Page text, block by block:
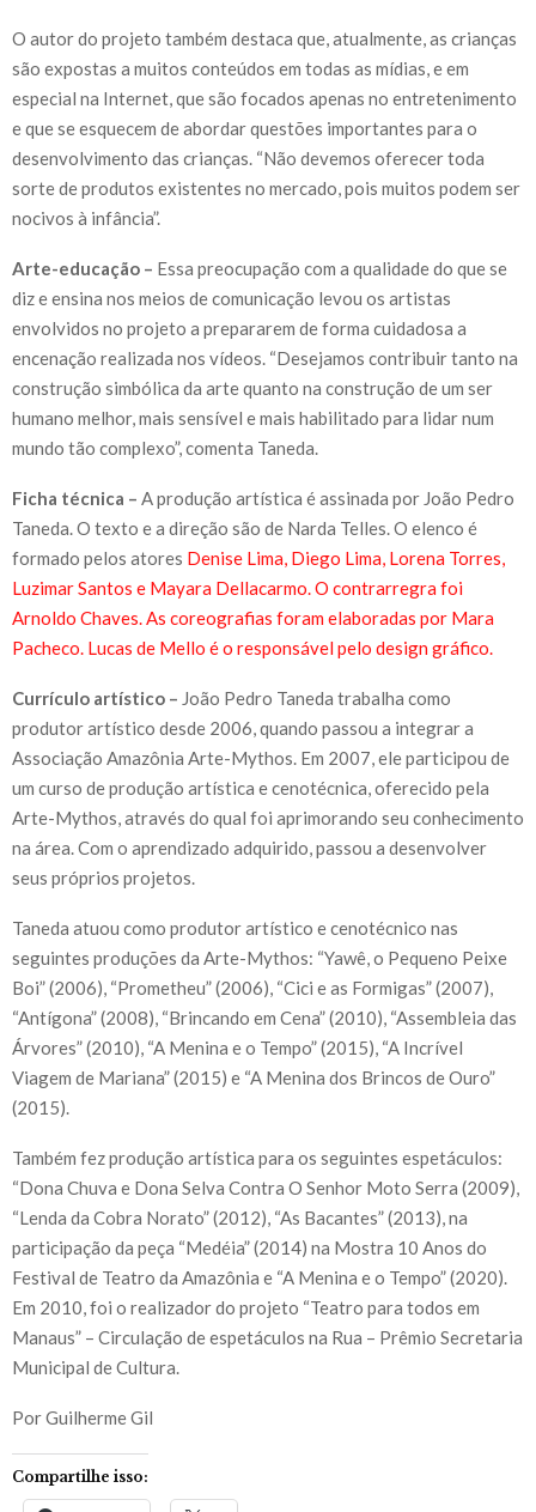
O autor do projeto também destaca que, atualmente, as crianças
são expostas a muitos conteúdos em todas as mídias, e em
especial na Internet, que são focados apenas no entretenimento
e que se esquecem de abordar questões importantes para o
desenvolvimento das crianças. “Não devemos oferecer toda
sorte de produtos existentes no mercado, pois muitos podem ser
nocivos à infância”.
Arte-educação – Essa preocupação com a qualidade do que se
diz e ensina nos meios de comunicação levou os artistas
envolvidos no projeto a prepararem de forma cuidadosa a
encenação realizada nos vídeos. “Desejamos contribuir tanto na
construção simbólica da arte quanto na construção de um ser
humano melhor, mais sensível e mais habilitado para lidar num
mundo tão complexo”, comenta Taneda.
Ficha técnica – A produção artística é assinada por João Pedro
Taneda. O texto e a direção são de Narda Telles. O elenco é
formado pelos atores Denise Lima, Diego Lima, Lorena Torres,
Luzimar Santos e Mayara Dellacarmo. O contrarregra foi
Arnoldo Chaves. As coreografias foram elaboradas por Mara
Pacheco. Lucas de Mello é o responsável pelo design gráfico.
Currículo artístico – João Pedro Taneda trabalha como
produtor artístico desde 2006, quando passou a integrar a
Associação Amazônia Arte-Mythos. Em 2007, ele participou de
um curso de produção artística e cenotécnica, oferecido pela
Arte-Mythos, através do qual foi aprimorando seu conhecimento
na área. Com o aprendizado adquirido, passou a desenvolver
seus próprios projetos.
Taneda atuou como produtor artístico e cenotécnico nas
seguintes produções da Arte-Mythos: “Yawê, o Pequeno Peixe
Boi” (2006), “Prometheu” (2006), “Cici e as Formigas” (2007),
“Antígona” (2008), “Brincando em Cena” (2010), “Assembleia das
Árvores” (2010), “A Menina e o Tempo” (2015), “A Incrível
Viagem de Mariana” (2015) e “A Menina dos Brincos de Ouro”
(2015).
Também fez produção artística para os seguintes espetáculos:
“Dona Chuva e Dona Selva Contra O Senhor Moto Serra (2009),
“Lenda da Cobra Norato” (2012), “As Bacantes” (2013), na
participação da peça “Medéia” (2014) na Mostra 10 Anos do
Festival de Teatro da Amazônia e “A Menina e o Tempo” (2020).
Em 2010, foi o realizador do projeto “Teatro para todos em
Manaus” – Circulação de espetáculos na Rua – Prêmio Secretaria
Municipal de Cultura.
Por Guilherme Gil
Compartilhe isso: